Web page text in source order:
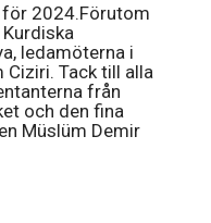
2024.Förutom
ledamöterna i
Tack till alla
från
och den fina
Müslüm Demir